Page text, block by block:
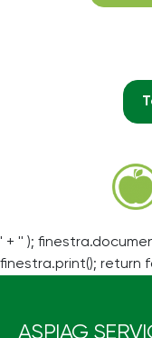
' + '' );
finestra.print(); return
ASPIAG